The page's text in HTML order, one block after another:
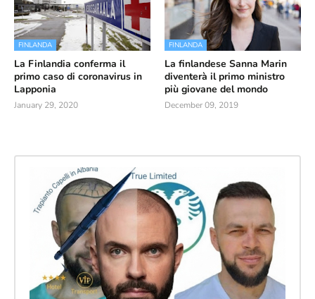
FINLANDA
La Finlandia conferma il
primo caso di coronavirus in
Lapponia
January 29, 2020
FINLANDA
La finlandese Sanna Marin
diventerà il primo ministro
più giovane del mondo
December 09, 2019